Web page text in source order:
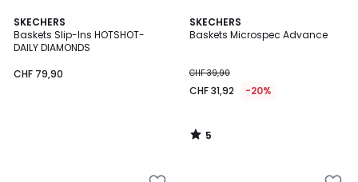
SKECHERS
Baskets Slip-Ins HOTSHOT-
DAILY DIAMONDS
CHF 79,90
SKECHERS
Baskets Microspec Advance
CHF 39,90
CHF 31,92 -20%
5
/
5
/